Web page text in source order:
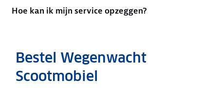
Hoe kan ik mijn service opzeggen?
Bestel Wegenwacht
Scootmobiel